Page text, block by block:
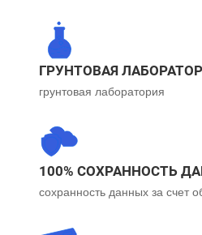
ГРУНТОВАЯ
грунтовая лаборатория
100% СОХРАННОСТЬ
сохранность данных за счет